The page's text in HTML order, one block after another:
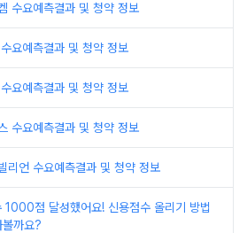
수요예측결과 및 청약 정보
요예측결과 및 청약 정보
요예측결과 및 청약 정보
수요예측결과 및 청약 정보
리언 수요예측결과 및 청약 정보
1000점 달성했어요! 신용점수 올리기 방법
까요?